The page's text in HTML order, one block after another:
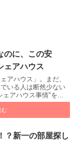
のに、この安
ェアハウス
アハウス」。まだ、
いる人は断然少ない
アハウス事情"を...
む
？新一の部屋探し